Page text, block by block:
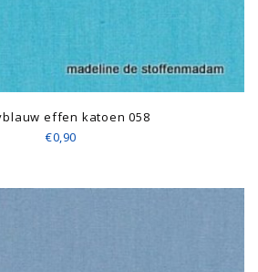
effen katoen 058
€0,90